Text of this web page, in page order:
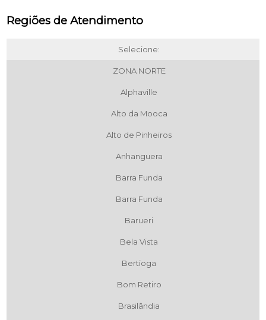
Regiões de Atendimento
Selecione:
ZONA NORTE
Alphaville
Alto da Mooca
Alto de Pinheiros
Anhanguera
Barra Funda
Barra Funda
Barueri
Bela Vista
Bertioga
Bom Retiro
Brasilândia